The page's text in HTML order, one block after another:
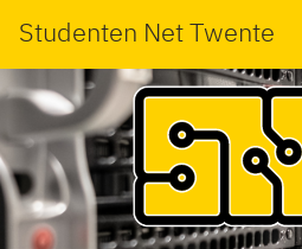
Studenten Net Twente